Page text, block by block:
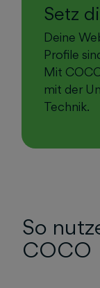
Setz
Deine
Profile
Mit
mit der
Technik.
So
COCO